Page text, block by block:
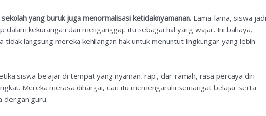
yang buruk juga menormalisasi ketidaknyamanan. Lama-lama, siswa jadi
dalam kekurangan dan menganggap itu sebagai hal yang wajar. Ini bahaya,
tidak langsung mereka kehilangan hak untuk menuntut lingkungan yang lebih
siswa belajar di tempat yang nyaman, rapi, dan ramah, rasa percaya diri
Mereka merasa dihargai, dan itu memengaruhi semangat belajar serta
dengan guru.